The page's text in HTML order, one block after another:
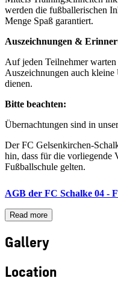
werden die fußballerischen
Menge Spaß garantiert.
Auszeichnungen &
Auf jeden Teilnehmer
Auszeichnungen auch kleine
dienen.
Bitte beachten:
Übernachtungen sind in
Der FC Gelsenkirchen-
hin, dass für die vorliegende
Fußballschule gelten.
AGB der FC Schalke 04 -
Read more
Gallery
Location